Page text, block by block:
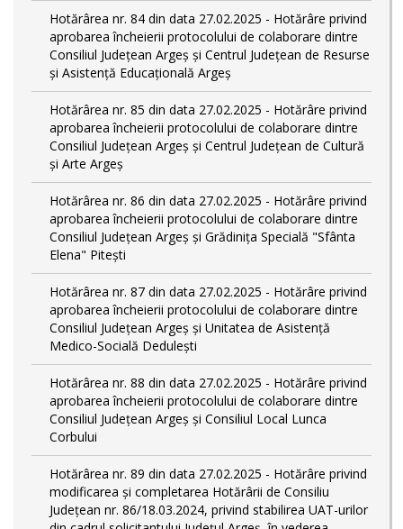
Hotărârea nr. 84 din data 27.02.2025 - Hotărâre privind
aprobarea încheierii protocolului de colaborare dintre
Consiliul Județean Argeș și Centrul Județean de Resurse
și Asistență Educațională Argeș
Hotărârea nr. 85 din data 27.02.2025 - Hotărâre privind
aprobarea încheierii protocolului de colaborare dintre
Consiliul Județean Argeș și Centrul Județean de Cultură
și Arte Argeș
Hotărârea nr. 86 din data 27.02.2025 - Hotărâre privind
aprobarea încheierii protocolului de colaborare dintre
Consiliul Județean Argeș și Grădinița Specială "Sfânta
Elena" Pitești
Hotărârea nr. 87 din data 27.02.2025 - Hotărâre privind
aprobarea încheierii protocolului de colaborare dintre
Consiliul Județean Argeș și Unitatea de Asistență
Medico-Socială Dedulești
Hotărârea nr. 88 din data 27.02.2025 - Hotărâre privind
aprobarea încheierii protocolului de colaborare dintre
Consiliul Județean Argeș și Consiliul Local Lunca
Corbului
Hotărârea nr. 89 din data 27.02.2025 - Hotărâre privind
modificarea și completarea Hotărârii de Consiliu
Județean nr. 86/18.03.2024, privind stabilirea UAT-urilor